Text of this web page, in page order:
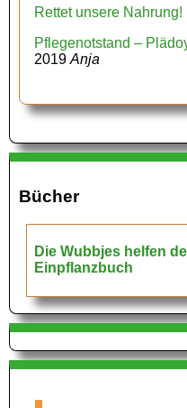
Rettet unsere Nahrung!
Pflegenotstand –
2019 Anja
Bücher
Die Wubbjes helfen
Einpflanzbuch